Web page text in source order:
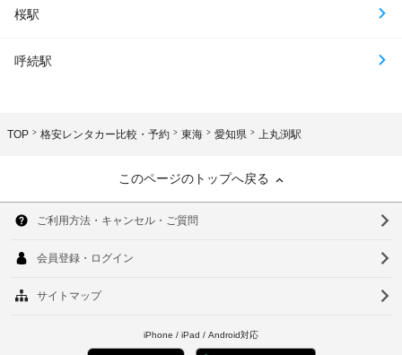
桜駅
呼続駅
TOP 格安レンタカー比較・予約 東海 愛知県 上丸渕駅
このページのトップへ戻る